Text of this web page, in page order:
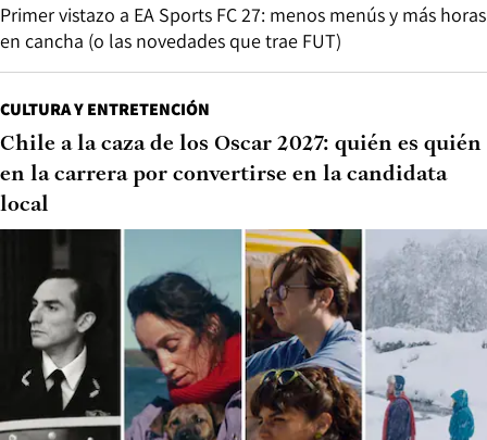
Primer vistazo a EA Sports FC 27: menos menús y más horas
en cancha (o las novedades que trae FUT)
CULTURA Y ENTRETENCIÓN
Chile a la caza de los Oscar 2027: quién es quién
en la carrera por convertirse en la candidata
local